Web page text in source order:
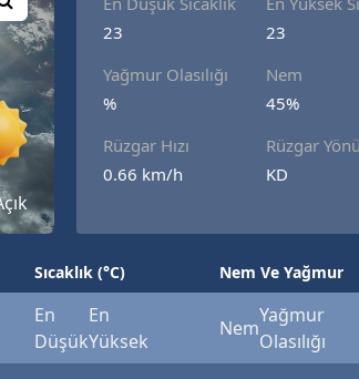
23
23
Yağmur Olasılığı
%
Nem
45%
Rüzgar Hızı
0.66 km/h
Rüzgar Yönü
KD
Sıcaklık (°C) Nem Ve Yağmur
En
Düşük
En
Yüksek
Nem
Yağmur
Olasılığı